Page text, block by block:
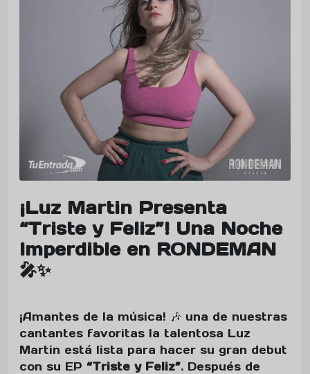
¡Luz Martin Presenta
“Triste y Feliz”! Una Noche
Imperdible en RONDEMAN
🎤✨
¡Amantes de la música! 🎶 una de nuestras
cantantes favoritas la talentosa Luz
Martin está lista para hacer su gran debut
con su EP “Triste y Feliz”. Después de